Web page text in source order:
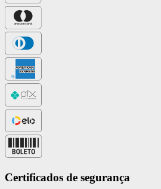
Certificados de segurança